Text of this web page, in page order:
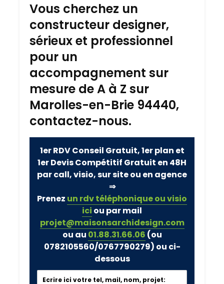
Vous cherchez un
constructeur designer,
sérieux et professionnel
pour un
accompagnement sur
mesure de A à Z sur
Marolles-en-Brie 94440,
contactez-nous.
1er RDV Conseil Gratuit, 1er plan et
1er Devis Compétitif Gratuit en 48H
par call, visio, sur site ou en agence
⇒
Prenez un rdv téléphonique ou visio
ici ou par mail
projet@maisonsarchidesign.com
ou au 01.88.31.66.06 (ou
0782105560/0767790279) ou ci-
dessous